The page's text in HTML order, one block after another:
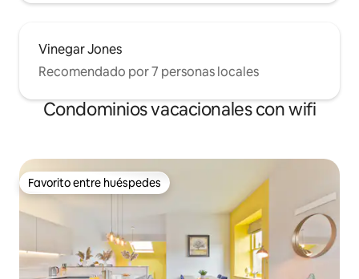
Vinegar Jones
Recomendado por 7 personas locales
Condominios vacacionales con wifi
Favorito entre huéspedes
Favorito entre huéspedes